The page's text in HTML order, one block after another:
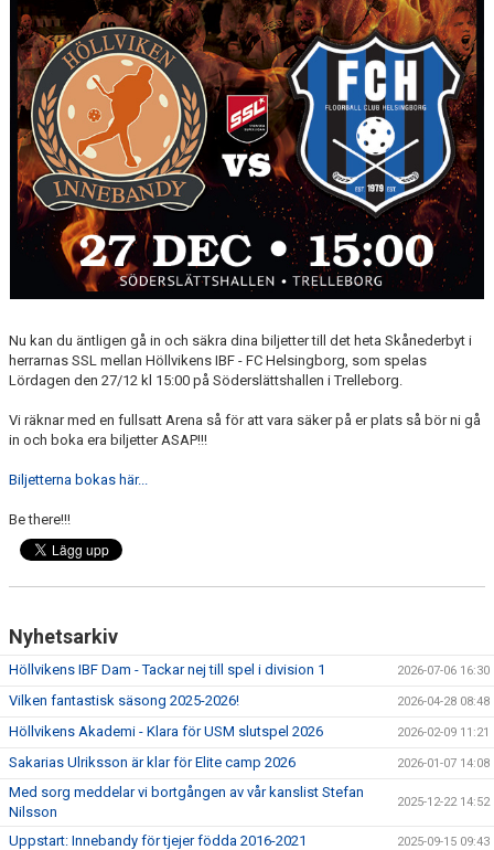
OM FÖRENINGEN
KONTAKT
Nu kan du äntligen gå in och säkra dina biljetter till det heta Skånederbyt i
herrarnas SSL mellan Höllvikens IBF - FC Helsingborg, som spelas
Lördagen den 27/12 kl 15:00 på Söderslättshallen i Trelleborg.
Vi räknar med en fullsatt Arena så för att vara säker på er plats så bör ni gå
in och boka era biljetter ASAP!!!
Biljetterna bokas här...
Be there!!!
Nyhetsarkiv
Höllvikens IBF Dam - Tackar nej till spel i division 1 2026-07-06 16:30
Vilken fantastisk säsong 2025-2026! 2026-04-28 08:48
Höllvikens Akademi - Klara för USM slutspel 2026 2026-02-09 11:21
Sakarias Ulriksson är klar för Elite camp 2026 2026-01-07 14:08
Med sorg meddelar vi bortgången av vår kanslist Stefan
Nilsson
2025-12-22 14:52
Uppstart: Innebandy för tjejer födda 2016-2021 2025-09-15 09:43